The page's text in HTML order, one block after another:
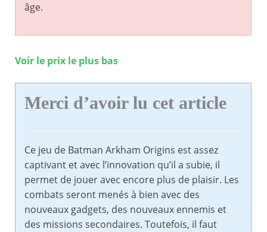
âge.
Voir le prix le plus bas
Merci d’avoir lu cet article
Ce jeu de Batman Arkham Origins est assez
captivant et avec l’innovation qu’il a subie, il
permet de jouer avec encore plus de plaisir. Les
combats seront menés à bien avec des
nouveaux gadgets, des nouveaux ennemis et
des missions secondaires. Toutefois, il faut